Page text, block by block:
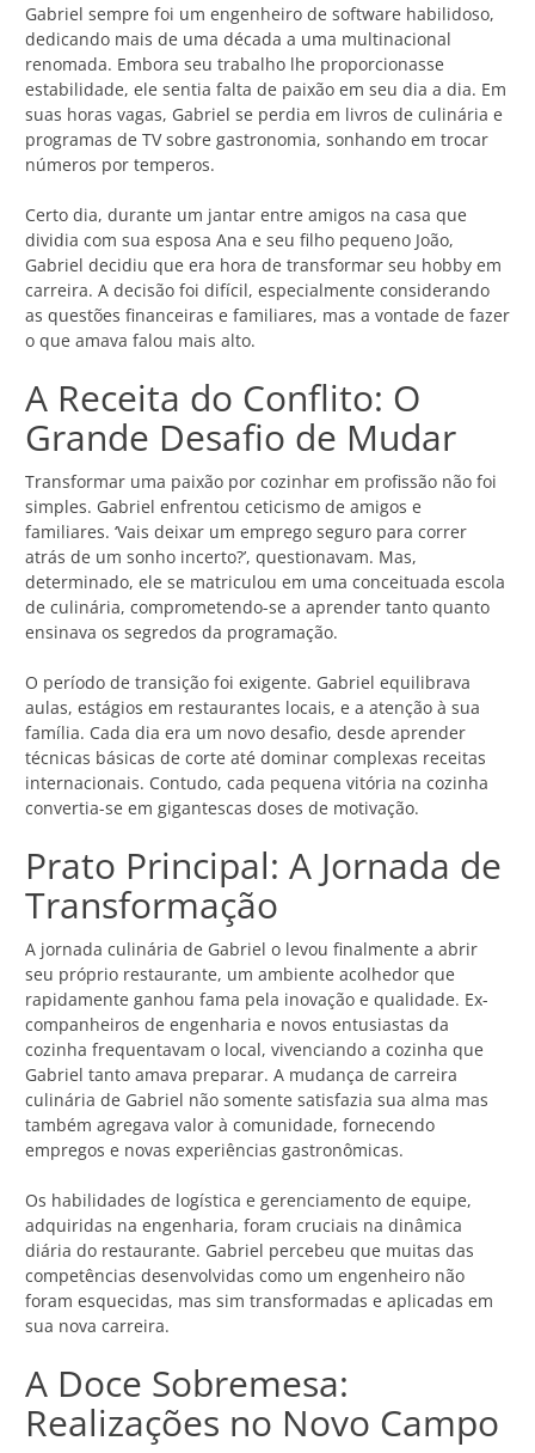
Gabriel sempre foi um engenheiro de software habilidoso,
dedicando mais de uma década a uma multinacional
renomada. Embora seu trabalho lhe proporcionasse
estabilidade, ele sentia falta de paixão em seu dia a dia. Em
suas horas vagas, Gabriel se perdia em livros de culinária e
programas de TV sobre gastronomia, sonhando em trocar
números por temperos.
Certo dia, durante um jantar entre amigos na casa que
dividia com sua esposa Ana e seu filho pequeno João,
Gabriel decidiu que era hora de transformar seu hobby em
carreira. A decisão foi difícil, especialmente considerando
as questões financeiras e familiares, mas a vontade de fazer
o que amava falou mais alto.
A Receita do Conflito: O
Grande Desafio de Mudar
Transformar uma paixão por cozinhar em profissão não foi
simples. Gabriel enfrentou ceticismo de amigos e
familiares. ‘Vais deixar um emprego seguro para correr
atrás de um sonho incerto?’, questionavam. Mas,
determinado, ele se matriculou em uma conceituada escola
de culinária, comprometendo-se a aprender tanto quanto
ensinava os segredos da programação.
O período de transição foi exigente. Gabriel equilibrava
aulas, estágios em restaurantes locais, e a atenção à sua
família. Cada dia era um novo desafio, desde aprender
técnicas básicas de corte até dominar complexas receitas
internacionais. Contudo, cada pequena vitória na cozinha
convertia-se em gigantescas doses de motivação.
Prato Principal: A Jornada de
Transformação
A jornada culinária de Gabriel o levou finalmente a abrir
seu próprio restaurante, um ambiente acolhedor que
rapidamente ganhou fama pela inovação e qualidade. Ex-
companheiros de engenharia e novos entusiastas da
cozinha frequentavam o local, vivenciando a cozinha que
Gabriel tanto amava preparar. A mudança de carreira
culinária de Gabriel não somente satisfazia sua alma mas
também agregava valor à comunidade, fornecendo
empregos e novas experiências gastronômicas.
Os habilidades de logística e gerenciamento de equipe,
adquiridas na engenharia, foram cruciais na dinâmica
diária do restaurante. Gabriel percebeu que muitas das
competências desenvolvidas como um engenheiro não
foram esquecidas, mas sim transformadas e aplicadas em
sua nova carreira.
A Doce Sobremesa:
Realizações no Novo Campo